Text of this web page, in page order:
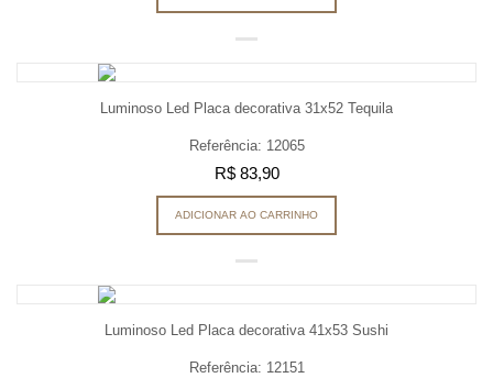
Luminoso Led Placa decorativa 31x52 Tequila
Referência: 12065
R$ 83,90
ADICIONAR AO CARRINHO
Luminoso Led Placa decorativa 41x53 Sushi
Referência: 12151